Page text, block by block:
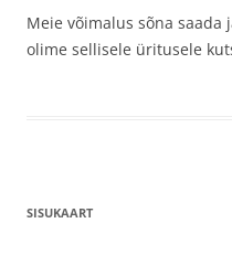
Meie võimalus sõna
olime sellisele üritusele
SISUKAART